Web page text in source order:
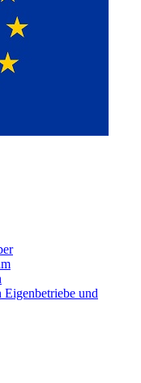
Eigenbetriebe und